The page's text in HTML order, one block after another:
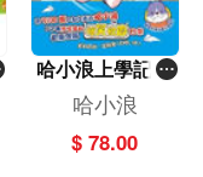
哈小浪上學記(1
3)——逃出神奇
博物館
哈小浪
$ 78.00